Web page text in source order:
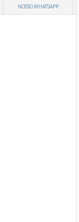
NOSSO WHATSAPP